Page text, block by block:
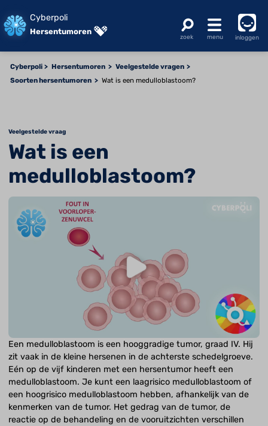
Cyberpoli
Hersentumoren
inloggen
Cyberpoli Hersentumoren
Veelgestelde vragen
Soorten hersentumoren
Wat is een medulloblastoom?
Veelgestelde vraag
Wat is een
medulloblastoom?
Een medulloblastoom is een hooggradige tumor, graad IV. Hij
zit vaak in de kleine hersenen in de achterste schedelgroeve.
Eén op de vijf kinderen met een hersentumor heeft een
medulloblastoom. Je kunt een laagrisico medulloblastoom of
een hoogrisico medulloblastoom hebben, afhankelijk van de
kenmerken van de tumor. Het gedrag van de tumor, de
reactie op de behandeling en de vooruitzichten verschillen